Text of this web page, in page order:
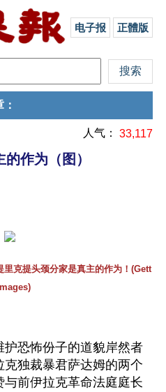
电子报 正體版
：
人气： 33,117
作为（图）
克提头颈分家是真主的作为！(Gett
护恐怖份子的道貌岸然者
独裁暴君萨达姆的两个
前伊拉克革命法庭庭长